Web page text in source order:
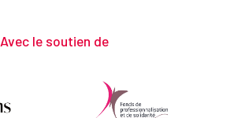
Avec le soutien de